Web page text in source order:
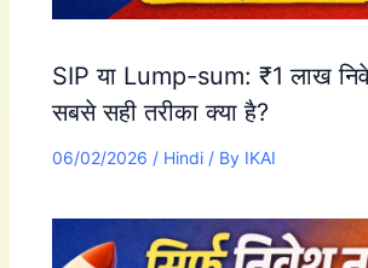
SIP या Lump-sum: ₹1 लाख
सबसे सही तरीका क्या है?
06/02/2026 / Hindi/ By IKAI